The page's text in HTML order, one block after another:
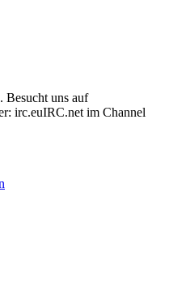
Besucht uns auf
irc.euIRC.net im Channel